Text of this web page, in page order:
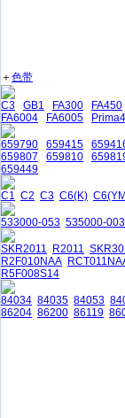
＋色带
C3 GB1 FA300 FA450
FA6004
FA6005
659790 659415
659807
659810
659449
C1 C2 C3 C6(K)
533000-053 535000-003
SKR2011 R2011
R2F010NAA
R5F008S14
84034 84035 84053
86204 86200 86119